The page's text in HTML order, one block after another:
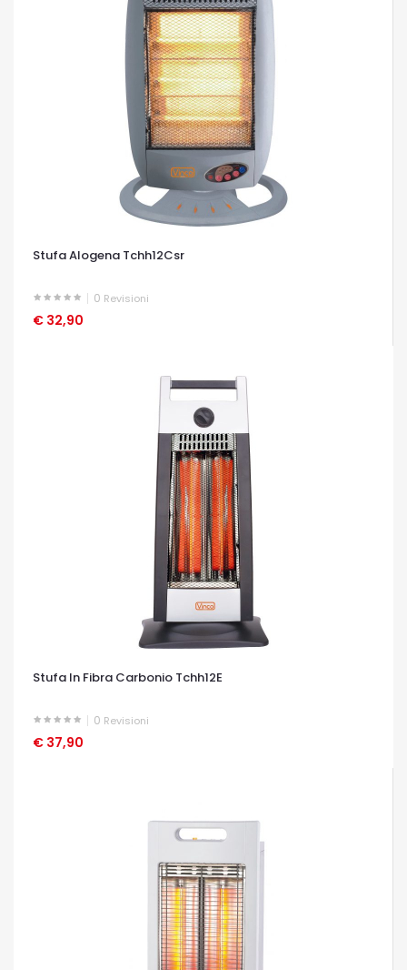
Stufa Alogena Tchh12Csr
0 Revisioni
€ 32,90
OCCHIATA VELOCE
Stufa In Fibra Carbonio Tchh12E
0 Revisioni
€ 37,90
OCCHIATA VELOCE